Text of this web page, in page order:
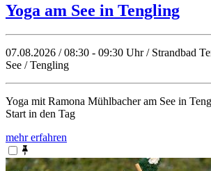
Yoga am See in Tengling
07.08.2026 / 08:30 - 09:30 Uhr / Strandbad
See / Tengling
Yoga mit Ramona Mühlbacher am See in
Start in den Tag
mehr erfahren